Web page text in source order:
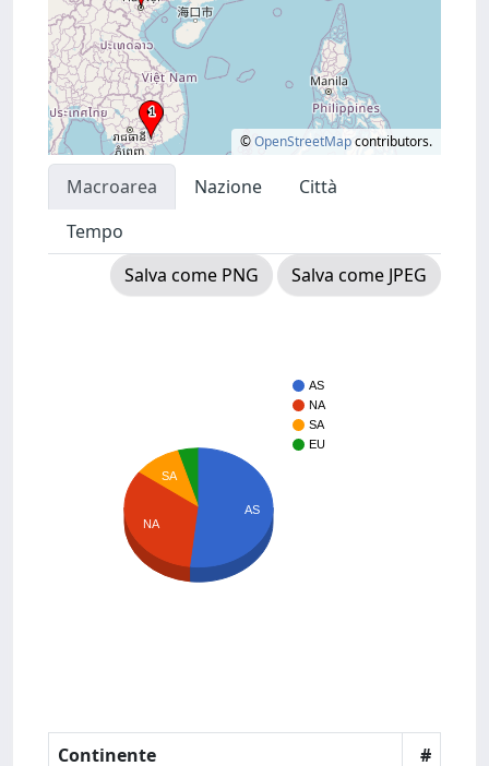
©OpenStreetMapcontributors.
Macroarea Nazione
Città
Tempo
Salva come PNG
Salva come JPEG
AS
NA
SA
EU
SA
NA
AS
Continente
#